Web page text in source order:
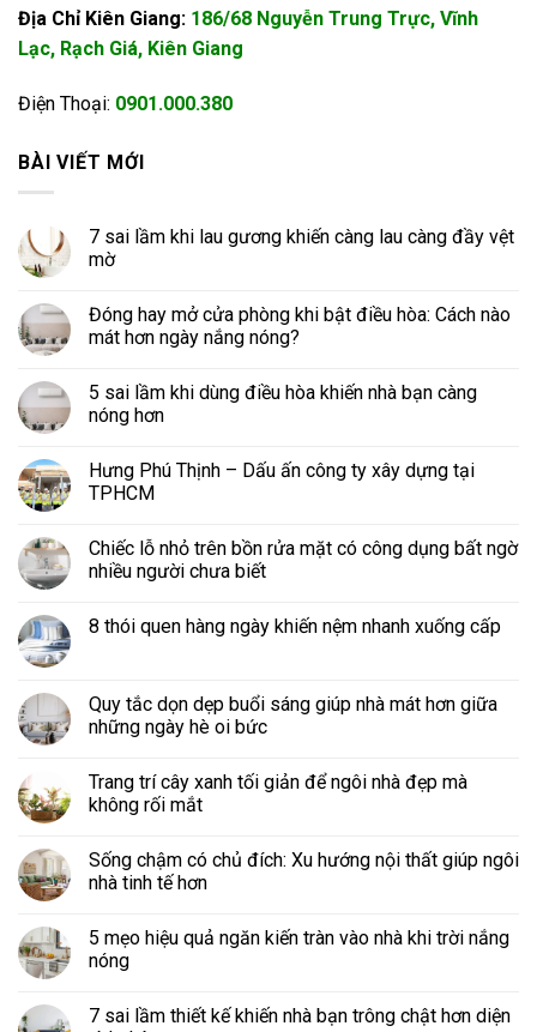
Địa Chỉ Kiên Giang: 186/68 Nguyễn Trung Trực, Vĩnh
Lạc, Rạch Giá, Kiên Giang
Điện Thoại: 0901.000.380
BÀI VIẾT MỚI
7 sai lầm khi lau gương khiến càng lau càng đầy vệt
mờ
Đóng hay mở cửa phòng khi bật điều hòa: Cách nào
mát hơn ngày nắng nóng?
5 sai lầm khi dùng điều hòa khiến nhà bạn càng
nóng hơn
Hưng Phú Thịnh – Dấu ấn công ty xây dựng tại
TPHCM
Chiếc lỗ nhỏ trên bồn rửa mặt có công dụng bất ngờ
nhiều người chưa biết
8 thói quen hàng ngày khiến nệm nhanh xuống cấp
Quy tắc dọn dẹp buổi sáng giúp nhà mát hơn giữa
những ngày hè oi bức
Trang trí cây xanh tối giản để ngôi nhà đẹp mà
không rối mắt
Sống chậm có chủ đích: Xu hướng nội thất giúp ngôi
nhà tinh tế hơn
5 mẹo hiệu quả ngăn kiến tràn vào nhà khi trời nắng
nóng
7 sai lầm thiết kế khiến nhà bạn trông chật hơn diện